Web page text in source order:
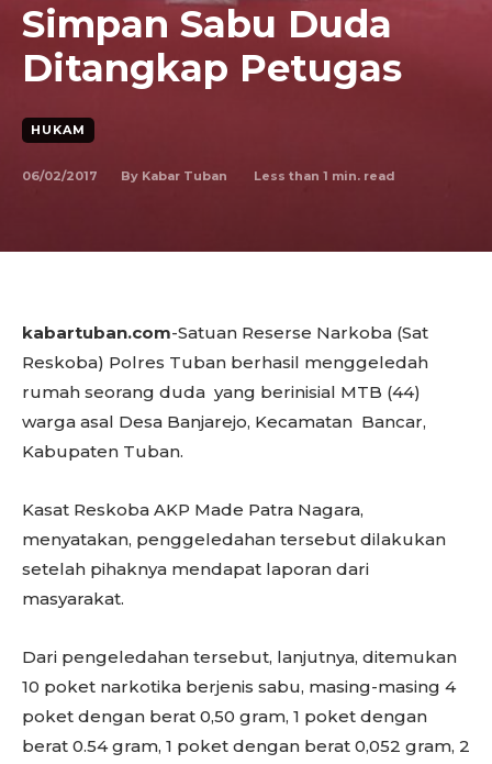
Simpan Sabu Duda
Ditangkap Petugas
HUKAM
06/02/2017 By Kabar Tuban Less than 1 min. read
kabartuban.com-Satuan Reserse Narkoba (Sat
Reskoba) Polres Tuban berhasil menggeledah
rumah seorang duda yang berinisial MTB (44)
warga asal Desa Banjarejo, Kecamatan Bancar,
Kabupaten Tuban.
Kasat Reskoba AKP Made Patra Nagara,
menyatakan, penggeledahan tersebut dilakukan
setelah pihaknya mendapat laporan dari
masyarakat.
Dari pengeledahan tersebut, lanjutnya, ditemukan
10 poket narkotika berjenis sabu, masing-masing 4
poket dengan berat 0,50 gram, 1 poket dengan
berat 0.54 gram, 1 poket dengan berat 0,052 gram, 2